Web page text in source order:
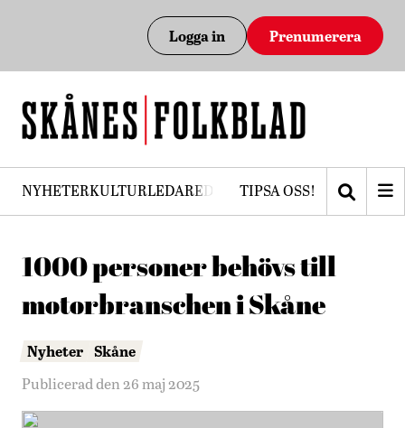
Logga in Prenumerera
NYHETERKULTURLEDAREDEBATTPRENUMERERA
TIPSA OSS!
1000 personer behövs till
motorbranschen i Skåne
Nyheter Skåne
Publicerad den 26 maj 2025